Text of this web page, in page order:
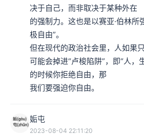
决于自己，而非取决于某种外在
的强制力。这也是以赛亚·伯林所
极自由”。
但在现代的政治社会里，人如果
可能会掉进“卢梭陷阱”，即“人，
的时候你拒绝自由，那
我们要强迫你自由。
姤屯
2023-08-04 22:11:20